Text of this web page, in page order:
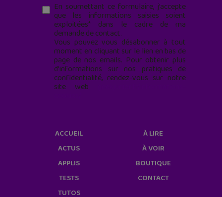
En soumettant ce formulaire, j’accepte
que les informations saisies soient
exploitées* dans le cadre de ma
demande de contact.
Vous pouvez vous désabonner à tout
moment en cliquant sur le lien en bas de
page de nos emails. Pour obtenir plus
d'informations sur nos pratiques de
confidentialité, rendez-vous sur notre
site web
ACCUEIL
ACTUS
APPLIS
TESTS
TUTOS
À LIRE
À VOIR
BOUTIQUE
CONTACT